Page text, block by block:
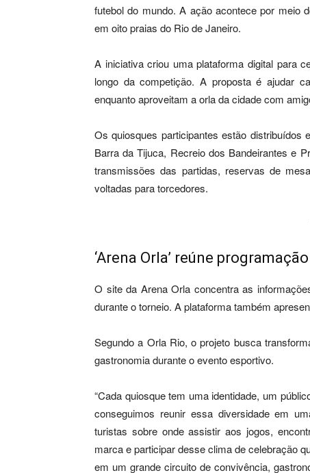
futebol do mundo. A ação acontece por meio
em oito praias do Rio de Janeiro.
A iniciativa criou uma plataforma digital para
longo da competição. A proposta é ajudar
enquanto aproveitam a orla da cidade com
Os quiosques participantes estão distribuídos
Barra da Tijuca, Recreio dos Bandeirantes e
transmissões das partidas, reservas de
voltadas para torcedores.
‘Arena Orla’ reúne
O site da Arena Orla concentra as
durante o torneio. A plataforma também
Segundo a Orla Rio, o projeto busca
gastronomia durante o evento esportivo.
“Cada quiosque tem uma identidade, um
conseguimos reunir essa diversidade em
turistas sobre onde assistir aos jogos,
marca e participar desse clima de celebração
em um grande circuito de convivência,